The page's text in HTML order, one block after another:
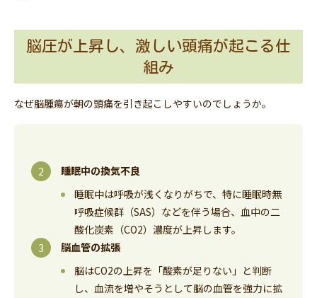
脳圧が上昇し、激しい頭痛が起こる仕
組み
なぜ脳腫瘍が朝の頭痛を引き起こしやすいのでしょうか。
睡眠中の換気不良
睡眠中は呼吸が浅くなりがちで、特に睡眠時無
呼吸症候群（SAS）などを伴う場合、血中の二
酸化炭素（CO2）濃度が上昇します。
脳血管の拡張
脳はCO2の上昇を「酸素が足りない」と判断
し、血流を増やそうとして脳の血管を強力に拡